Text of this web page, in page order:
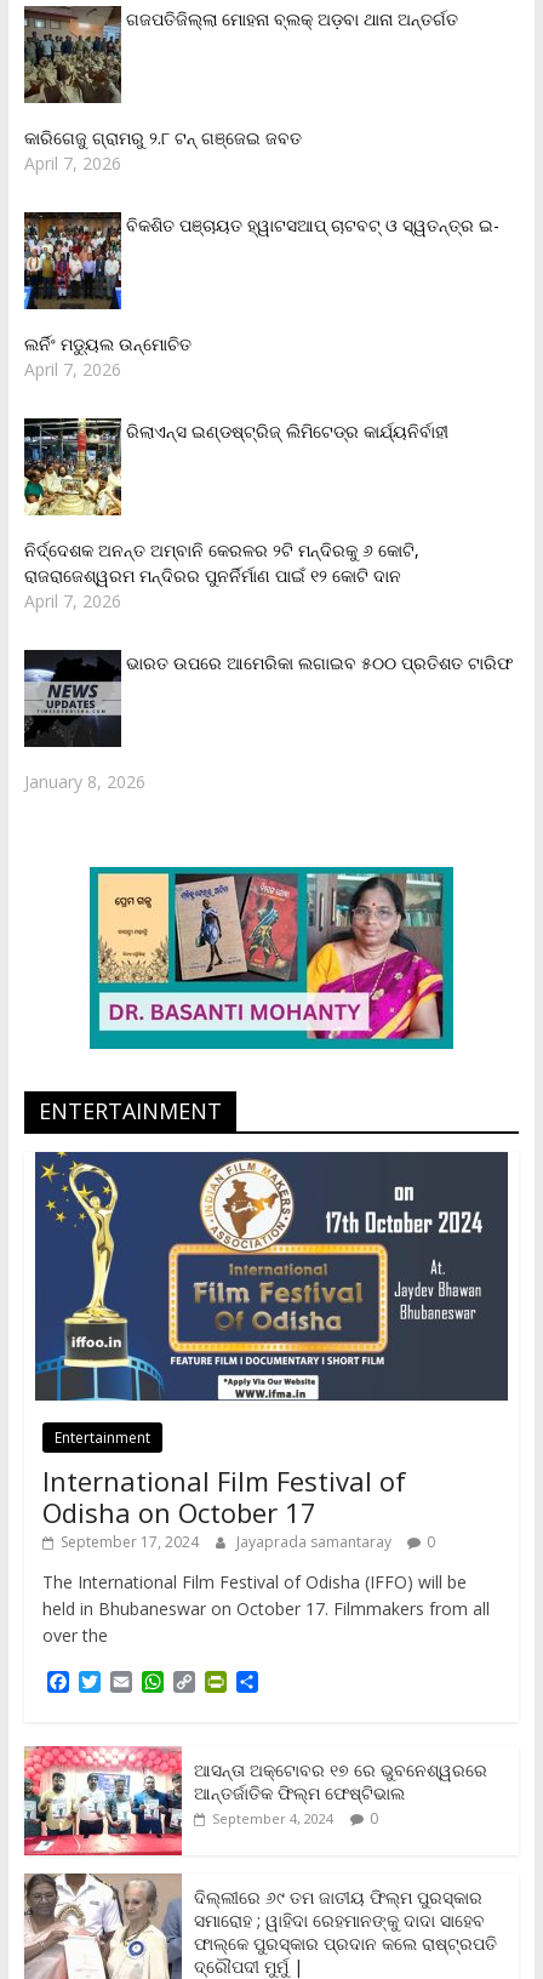
ଗଜପତିଜିଲ୍ଲା ମୋହନା ବ୍ଲକ୍‌ ଅଡ଼ବା ଥାନା ଅନ୍ତର୍ଗତ
କାରିଗେଜୁ ଗ୍ରାମରୁ ୨.୮ ଟନ୍ ଗଞ୍ଜେଇ ଜବତ
April 7, 2026
ବିକଶିତ ପଞ୍ଚାୟତ ହ୍ୱାଟସଆପ୍ ଚାଟବଟ୍ ଓ ସ୍ୱତନ୍ତ୍ର ଇ-
ଲର୍ନିଂ ମଡ୍ୟୁଲ ଉନ୍ମୋଚିତ
April 7, 2026
ରିଲାଏନ୍‌ସ ଇଣ୍ଡଷ୍ଟ୍ରିଜ୍ ଲିମିଟେଡ୍‌ର କାର୍ଯ୍ୟନିର୍ବାହୀ
ନିର୍ଦ୍ଦେଶକ ଅନନ୍ତ ଅମ୍ବାନି କେରଳର ୨ଟି ମନ୍ଦିରକୁ ୬ କୋଟି,
ରାଜରାଜେଶ୍ୱରମ ମନ୍ଦିରର ପୁନର୍ନିର୍ମାଣ ପାଇଁ ୧୨ କୋଟି ଦାନ
April 7, 2026
ଭାରତ ଉପରେ ଆମେରିକା ଲଗାଇବ ୫୦୦ ପ୍ରତିଶତ ଟାରିଫ
January 8, 2026
ENTERTAINMENT
Entertainment
International Film Festival of
Odisha on October 17
September 17, 2024 Jayaprada samantaray 0
The International Film Festival of Odisha (IFFO) will be
held in Bhubaneswar on October 17. Filmmakers from all
over the
F
e
b
o
o
k
T
t
t
e
r
E
i
l
W
t
s
A
p
p
C
L
i
n
k
P
t
F
r
i
d
l
y
S
e
ଆସନ୍ତା ଅକ୍ଟୋବର ୧୭ ରେ ଭୁବନେଶ୍ୱରରେ
ଆନ୍ତର୍ଜାତିକ ଫିଲ୍ମ ଫେଷ୍ଟିଭାଲ
September 4, 2024 0
ଦିଲ୍ଲୀରେ ୬୯ ତମ ଜାତୀୟ ଫିଲ୍ମ ପୁରସ୍କାର
ସମାରୋହ ; ୱାହିଦା ରେହମାନଙ୍କୁ ଦାଦା ସାହେବ
ଫାଲ୍‌କେ ପୁରସ୍କାର ପ୍ରଦାନ କଲେ ରାଷ୍ଟ୍ରପତି
ଦ୍ରୌପଦୀ ମୁର୍ମୁ |